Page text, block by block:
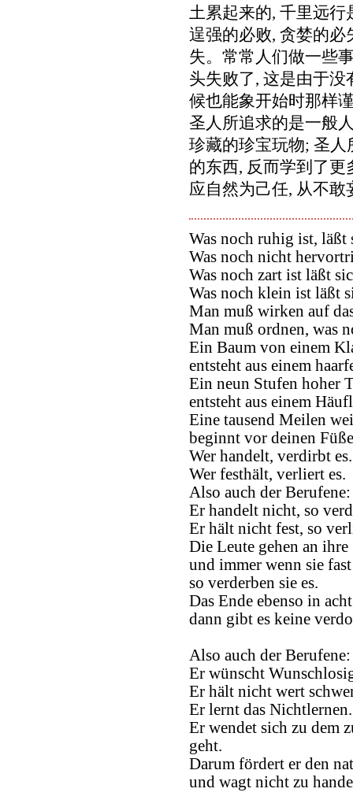
土累起来的, 千里远
逞强的必败, 贪婪的必
失。常常人们做一些
头失败了, 这是由于
候也能象开始时那样
圣人所追求的是一般
珍藏的珍宝玩物; 圣
的东西, 反而学到了
应自然为己任, 从不敢
Was noch ruhig ist,
Was noch nicht
Was noch zart ist läßt
Was noch klein ist läßt
Man muß wirken auf
Man muß ordnen, was
Ein Baum von einem
entsteht aus einem
Ein neun Stufen hoher
entsteht aus einem
Eine tausend Meilen
beginnt vor deinen
Wer handelt, verdirbt es.
Wer festhält, verliert es.
Also auch der Berufene:
Er handelt nicht, so
Er hält nicht fest, so
Die Leute gehen an ihre
und immer wenn sie
so verderben sie es.
Das Ende ebenso in
dann gibt es keine
Also auch der Berufene:
Er wünscht
Er hält nicht wert
Er lernt das Nichtlernen.
Er wendet sich zu dem
geht.
Darum fördert er den
und wagt nicht zu